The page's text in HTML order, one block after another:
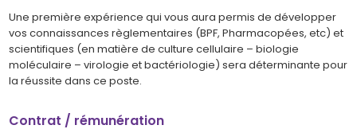
Une première expérience qui vous aura permis de développer
vos connaissances règlementaires (BPF, Pharmacopées, etc) et
scientifiques (en matière de culture cellulaire – biologie
moléculaire – virologie et bactériologie) sera déterminante pour
la réussite dans ce poste.
Contrat / rémunération